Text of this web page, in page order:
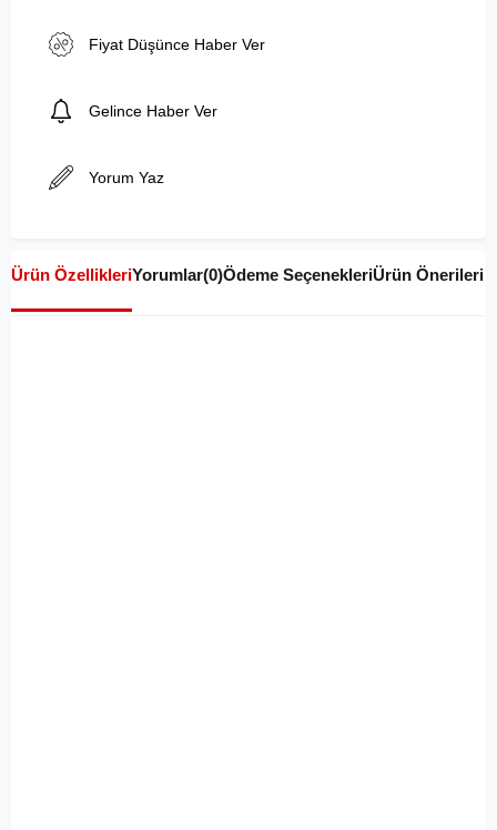
Fiyat Düşünce Haber Ver
Gelince Haber Ver
Yorum Yaz
Ürün ÖzellikleriYorumlar(0)Ödeme SeçenekleriÜrün Önerileri